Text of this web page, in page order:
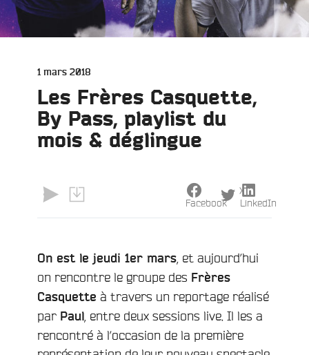
Publié
1 mars 2018
Les Frères Casquette,
By Pass, playlist du
mois & déglingue
On est le jeudi 1er mars , et aujourd’hui
on rencontre le groupe des Frères
Casquette à travers un reportage réalisé
par Paul , entre deux sessions live. Il les a
rencontré à l’occasion de la première
Facebook
X
LinkedIn